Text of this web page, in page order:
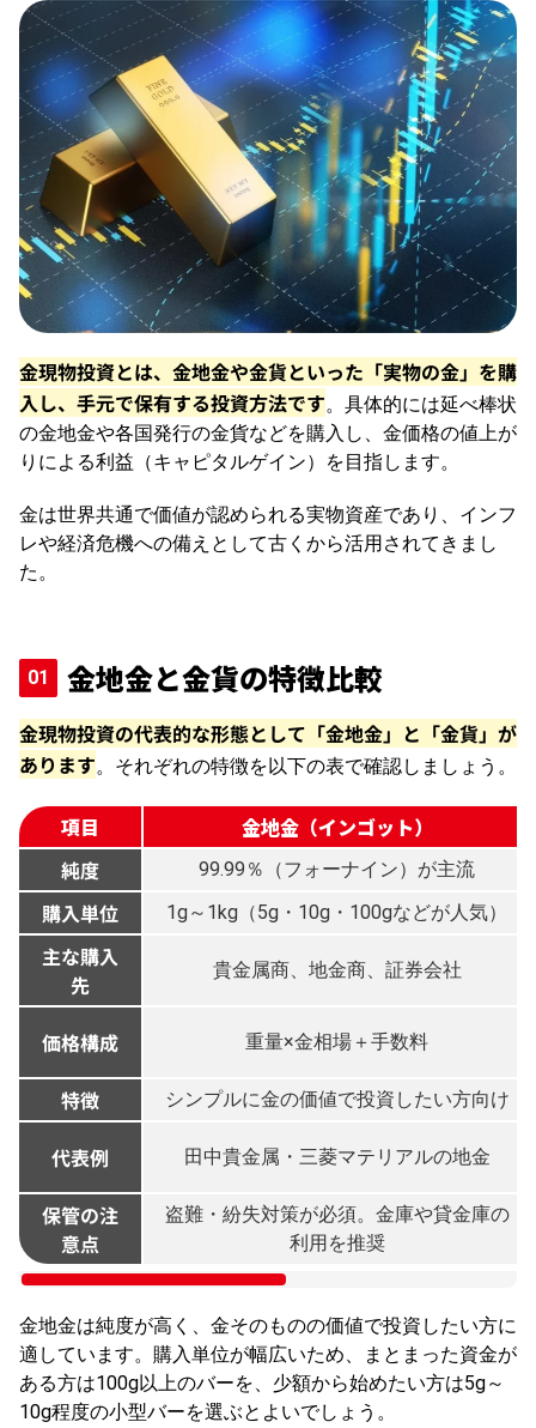
金現物投資とは、金地金や金貨といった「実物の金」を購
入し、手元で保有する投資方法です。具体的には延べ棒状
の金地金や各国発行の金貨などを購入し、金価格の値上が
りによる利益（キャピタルゲイン）を目指します。
金は世界共通で価値が認められる実物資産であり、インフ
レや経済危機への備えとして古くから活用されてきまし
た。
金地金と金貨の特徴比較
金現物投資の代表的な形態として「金地金」と「金貨」が
あります。それぞれの特徴を以下の表で確認しましょう。
項目
金地金（インゴット）
純度
99.99％（フォーナイン）が主流
購入単位 1g～1kg（5g・10g・100gなどが人気）
主な購入
先
貴金属商、地金商、証券会社
価格構成 重量×金相場＋手数料
特徴 シンプルに金の価値で投資したい方向け
代表例 田中貴金属・三菱マテリアルの地金
保管の注
意点
盗難・紛失対策が必須。金庫や貸金庫の
利用を推奨
金地金は純度が高く、金そのものの価値で投資したい方に
適しています。購入単位が幅広いため、まとまった資金が
ある方は100g以上のバーを、少額から始めたい方は5g～
10g程度の小型バーを選ぶとよいでしょう。